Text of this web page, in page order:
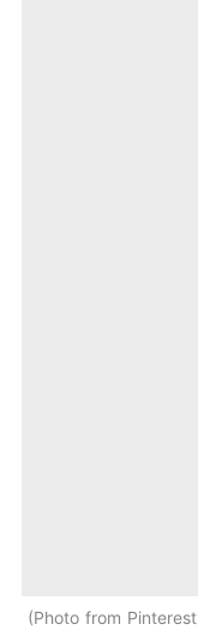
Photo from Pinterest